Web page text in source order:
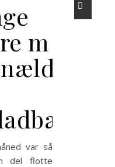
m
var så
del flotte